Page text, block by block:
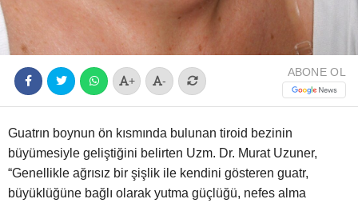
+ -
ABONE OL
Guatrın boynun ön kısmında bulunan tiroid bezinin
büyümesiyle geliştiğini belirten Uzm. Dr. Murat Uzuner,
“Genellikle ağrısız bir şişlik ile kendini gösteren guatr,
büyüklüğüne bağlı olarak yutma güçlüğü, nefes alma